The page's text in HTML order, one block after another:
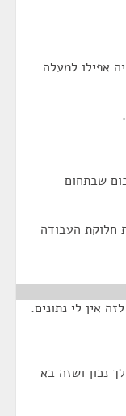
אפילו למעלה
שבתחום
חלוקת העבודה
אין לי נתונים.
נכון ושזה בא